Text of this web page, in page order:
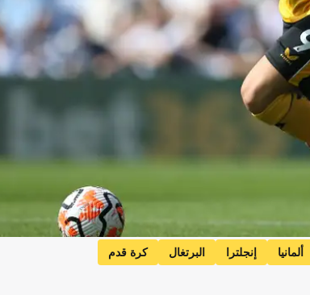
ألمانيا إنجلترا البرتغال كرة قدم